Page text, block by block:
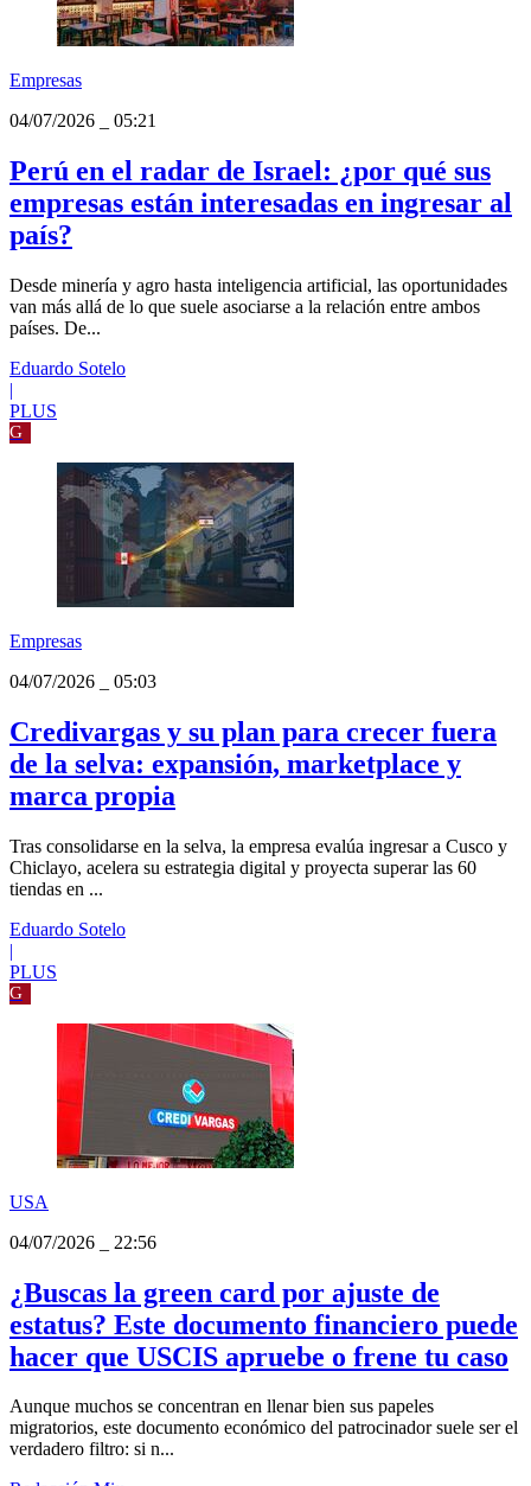
Miraflores, mientras ...
|
G
Empresas
04/07/2026_05:21
Perú en el radar de Israel: ¿por qué sus
empresas están interesadas en ingresar al
país?
Desde minería y agro hasta inteligencia artificial, las oportunidades
van más allá de lo que suele asociarse a la relación entre ambos
|
G
Empresas
04/07/2026_05:03
Credivargas y su plan para crecer fuera
de la selva: expansión, marketplace y
marca propia
Tras consolidarse en la selva, la empresa evalúa ingresar a Cusco y
Chiclayo, acelera su estrategia digital y proyecta superar las 60
tiendas en ...
|
G
USA